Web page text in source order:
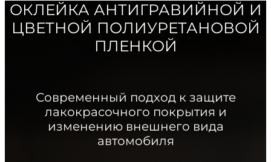
ОКЛЕЙКА АНТИГРАВИЙНОЙ И
ЦВЕТНОЙ ПОЛИУРЕТАНОВОЙ
ПЛЕНКОЙ
Современный подход к защите
лакокрасочного покрытия и
изменению внешнего вида
автомобиля